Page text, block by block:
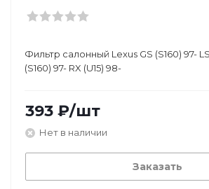
Фильтр салонный Lexus GS (S160) 97-
(S160) 97- RX (U15) 98-
393 ₽/шт
Нет в наличии
Заказать